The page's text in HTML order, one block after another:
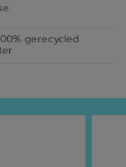
gerecycled